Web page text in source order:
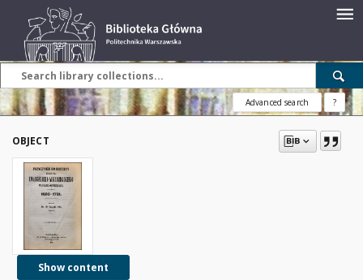
Advanced search ?
OBJECT
Show content